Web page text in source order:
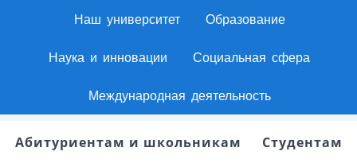
Наш университет Образование
Наука и инновации Социальная сфера
Международная деятельность
Абитуриентам и школьникам
Студентам